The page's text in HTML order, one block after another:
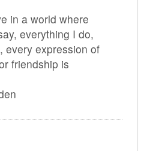
in a world where
everything I do,
every expression of
friendship is